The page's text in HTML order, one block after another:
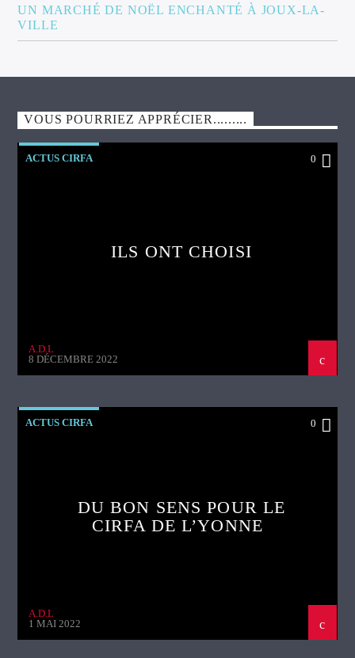
UN MARCHÉ DE NOËL ENCHANTÉ À JOUX-LA-
VILLE
VOUS POURRIEZ APPRÉCIER.........
ACTUS CIRFA 0
ILS ONT CHOISI
A.D.L
8 DÉCEMBRE 2022
ACTUS CIRFA 0
DU BON SENS POUR LE
CIRFA DE L’YONNE
A.D.L
1 MAI 2022